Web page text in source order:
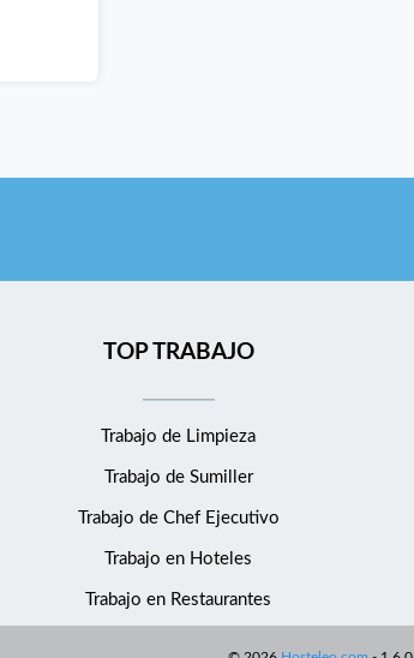
TOP TRABAJO
Trabajo de Limpieza
Trabajo de Sumiller
Trabajo de Chef Ejecutivo
Trabajo en Hoteles
Trabajo en Restaurantes